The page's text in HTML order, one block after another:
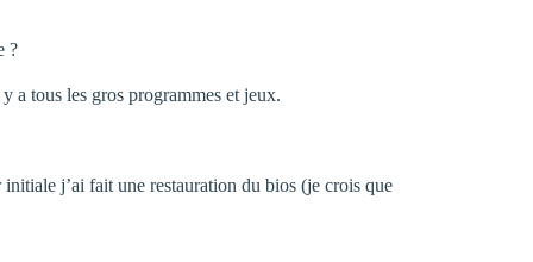
?
a tous les gros programmes et jeux.
j’ai fait une restauration du bios (je crois que